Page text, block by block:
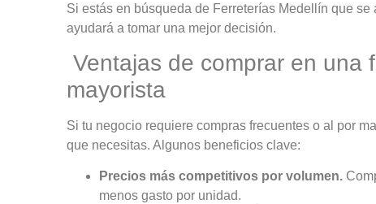
Si estás en búsqueda de Ferreterías Medellín que
ayudará a tomar una mejor decisión.
Ventajas de comprar en una
mayorista
Si tu negocio requiere compras frecuentes o al por
que necesitas. Algunos beneficios clave:
Precios más competitivos por volumen.
menos gasto por unidad.